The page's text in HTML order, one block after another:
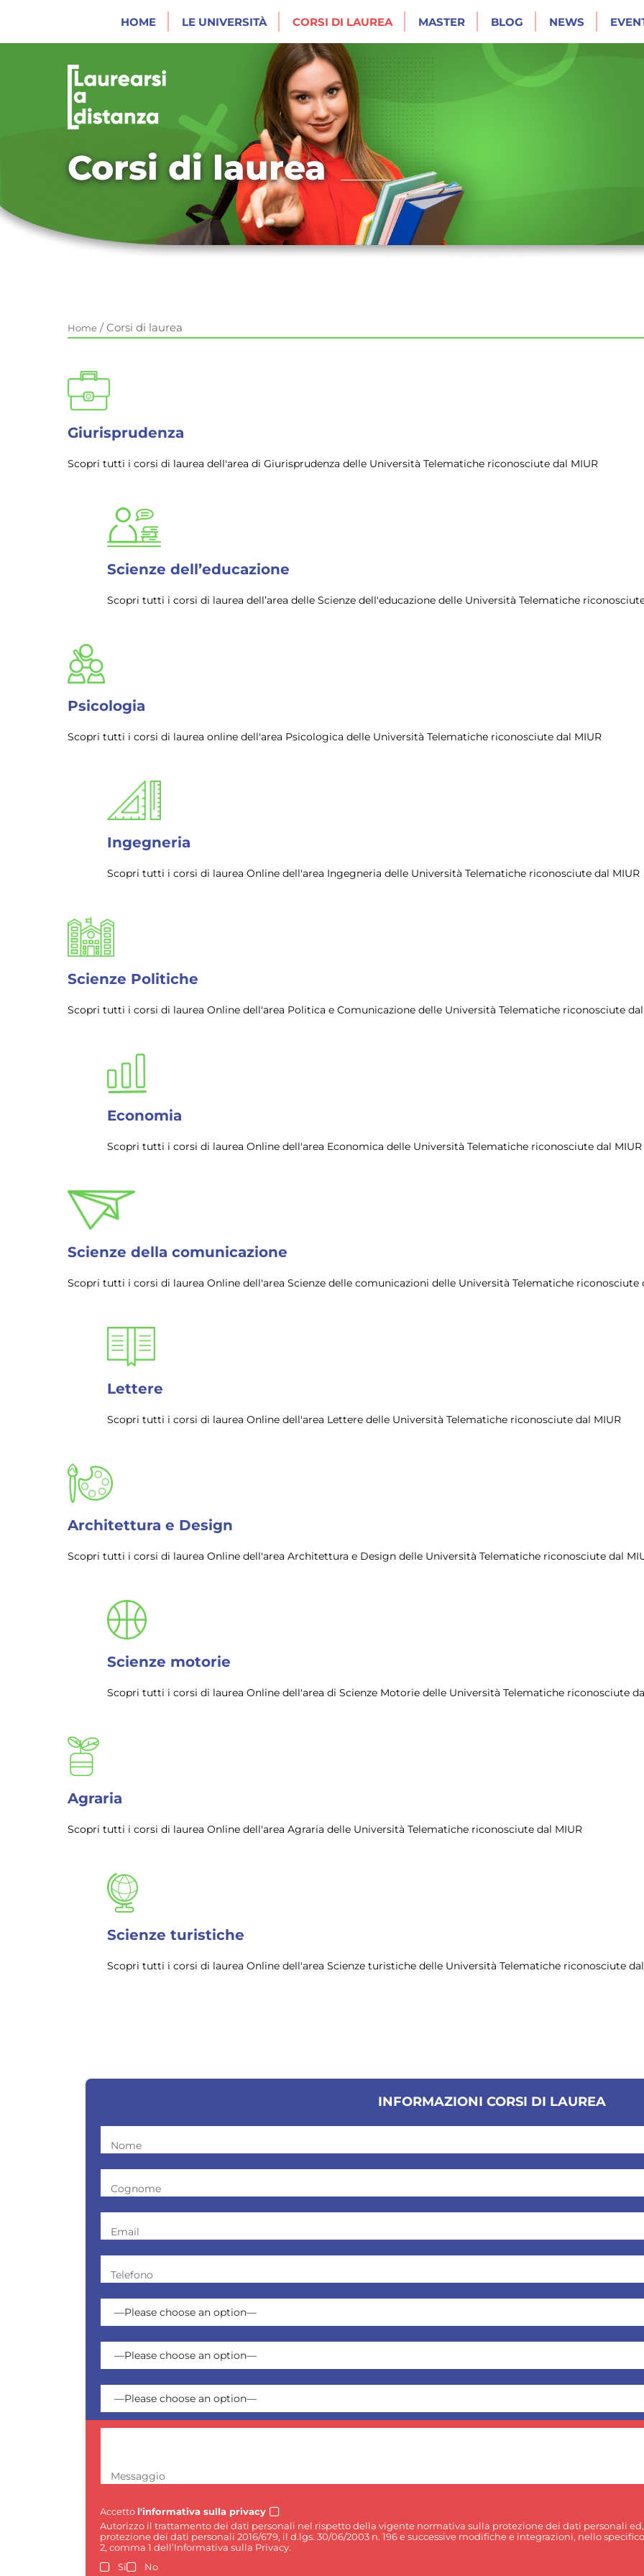
HOME LE UNIVERSITÀ CORSI DI LAUREA MASTER BLOG NEWS
Corsi di laurea
Home /Corsi di laurea
Giurisprudenza
Scopri tutti i corsi di laurea dell'area di Giurisprudenza delle Università Telematiche riconosciute dal MIUR
Scienze dell’educazione
Scopri tutti i corsi di laurea dell’area delle Scienze dell'educazione delle Università Telematiche
Psicologia
Scopri tutti i corsi di laurea online dell'area Psicologica delle Università Telematiche riconosciute dal MIUR
Ingegneria
Scopri tutti i corsi di laurea Online dell'area Ingegneria delle Università Telematiche riconosciute dal MIUR
Scienze Politiche
Scopri tutti i corsi di laurea Online dell'area Politica e Comunicazione delle Università Telematiche riconosciute dal
Economia
Scopri tutti i corsi di laurea Online dell'area Economica delle Università Telematiche riconosciute dal MIUR
Scienze della comunicazione
Scopri tutti i corsi di laurea Online dell'area Scienze delle comunicazioni delle Università Telematiche riconosciute
Lettere
Scopri tutti i corsi di laurea Online dell'area Lettere delle Università Telematiche riconosciute dal MIUR
Architettura e Design
Scopri tutti i corsi di laurea Online dell'area Architettura e Design delle Università Telematiche riconosciute dal
Scienze motorie
Scopri tutti i corsi di laurea Online dell'area di Scienze Motorie delle Università Telematiche riconosciute
Agraria
Scopri tutti i corsi di laurea Online dell'area Agraria delle Università Telematiche riconosciute dal MIUR
Scienze turistiche
Scopri tutti i corsi di laurea Online dell'area Scienze turistiche delle Università Telematiche riconosciute
INFORMAZIONI CORSI DI LAUREA
Nome
Cognome
Email
Telefono
Messaggio
Accetto l'informativa sulla privacy
Autorizzo il trattamento dei dati personali nel rispetto della vigente normativa sulla protezione dei dati personali
protezione dei dati personali 2016/679, il d.lgs. 30/06/2003 n. 196 e successive modifiche e integrazioni, nello
2, comma 1 dell’Informativa sulla Privacy.
Si
No